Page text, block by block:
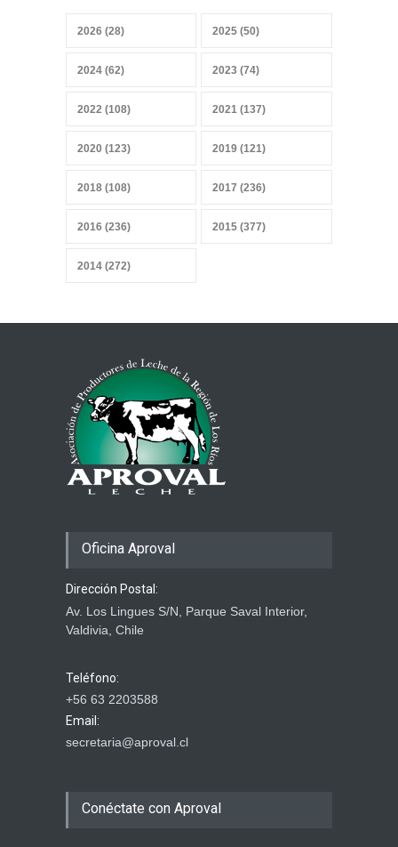
Convicciones gremiales
Sobrevivir a la IA, sensores y
Combustibles y producción
de alimentos
29 marzo 2026
2026 (28) 2025 (50)
2024 (62) 2023 (74)
2022 (108) 2021 (137)
2020 (123) 2019 (121)
2018 (108) 2017 (236)
2016 (236) 2015 (377)
2014 (272)
Oficina Aproval
Dirección Postal:
Av. Los Lingues S/N, Parque Saval Interior,
Valdivia, Chile
Teléfono:
+56 63 2203588
Email:
secretaria@aproval.cl
Conéctate con Aproval